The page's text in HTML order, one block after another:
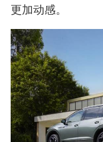
更加动感。